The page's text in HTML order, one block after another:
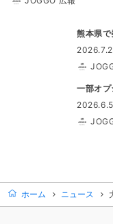
熊本県
一部オ
2026.6.5
ホーム ニュース